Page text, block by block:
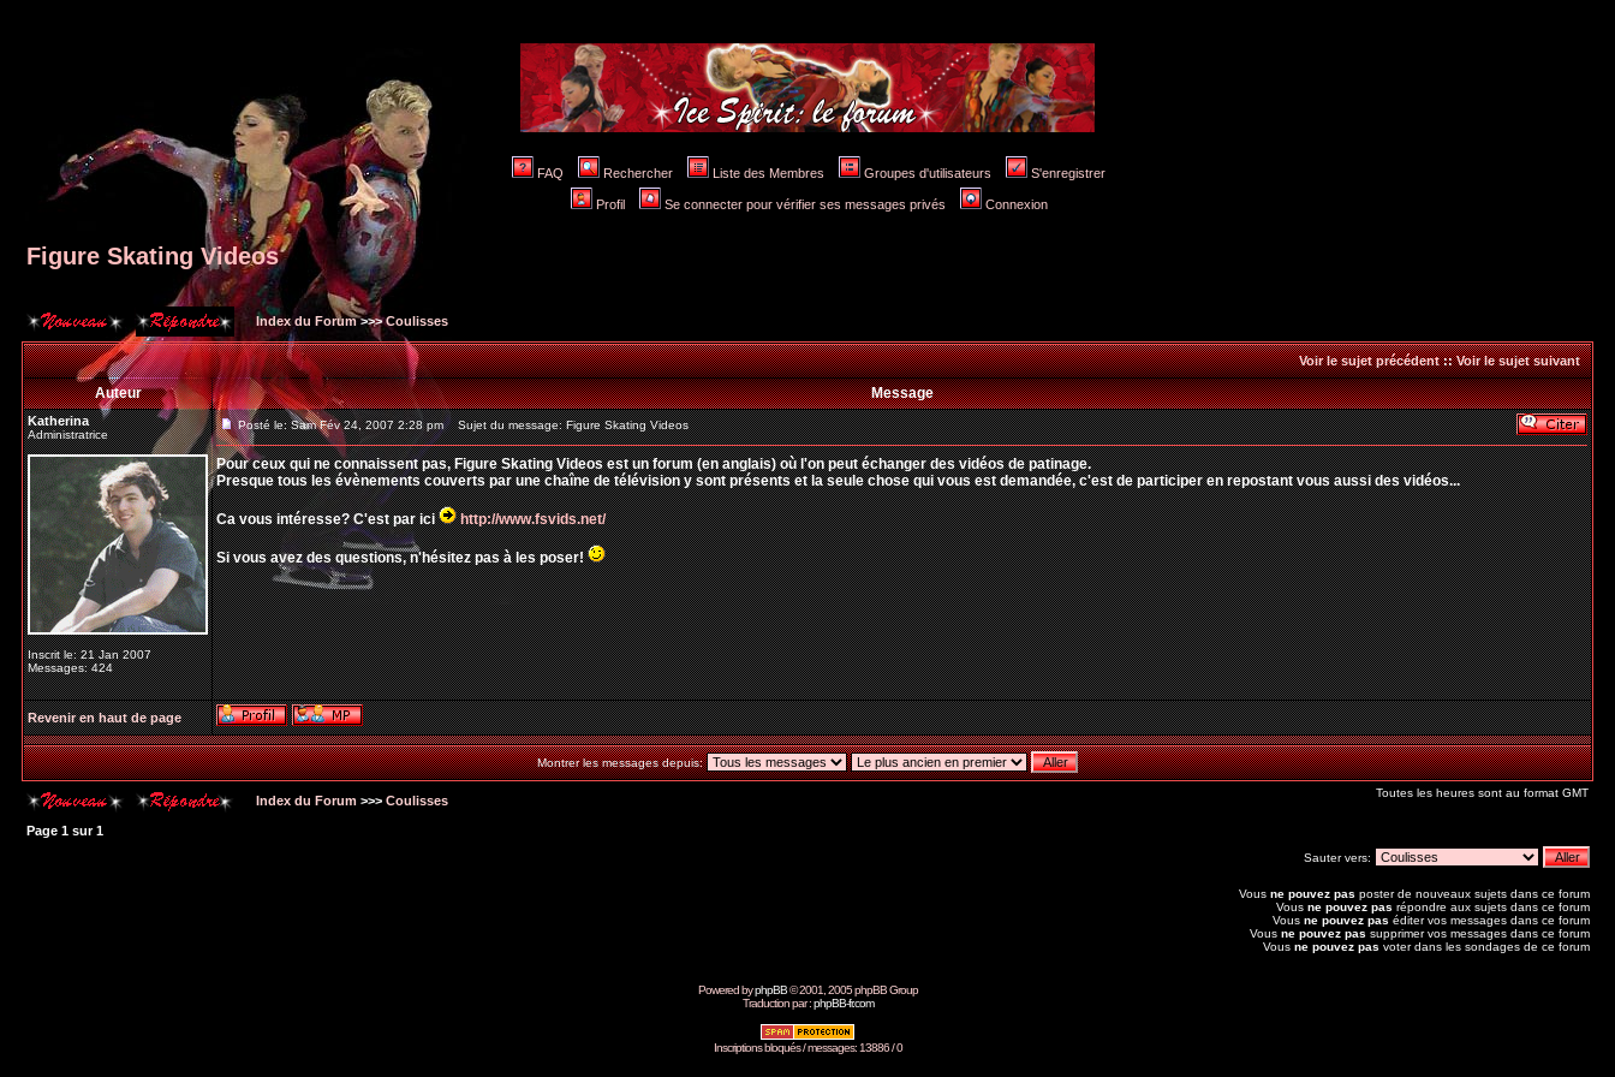
FAQ Rechercher Liste des Membres Groupes d'utilisateurs S'enregistrer
Profil Se connecter pour vérifier ses messages privés Connexion
Figure Skating Videos
Index du Forum>>>Coulisses
Voir le sujet précédent::Voir le sujet suivant
Auteur Message
Katherina
Administratrice
Inscrit le: 21 Jan 2007
Messages: 424
Posté le: Sam Fév 24, 2007 2:28 pm Sujet du message: Figure Skating Videos
Pour ceux qui ne connaissent pas, Figure Skating Videos est un forum (en anglais) où l'on peut échanger des vidéos de patinage.
Presque tous les évènements couverts par une chaîne de télévision y sont présents et la seule chose qui vous est demandée, c'est de participer en repostant vous aussi des vidéos...
Ca vous intéresse? C'est par ici http://www.fsvids.net/
Si vous avez des questions, n'hésitez pas à les poser!
Revenir en haut de page
Montrer les messages depuis:
Index du Forum >>> Coulisses
Toutes les heures sont au format GMT
Page 1 sur1
Sauter vers:
Vous ne pouvez pas poster de nouveaux sujets dans ce forum
Vous ne pouvez pas répondre aux sujets dans ce forum
Vous ne pouvez pas éditer vos messages dans ce forum
Vous ne pouvez pas supprimer vos messages dans ce forum
Vous ne pouvez pas voter dans les sondages de ce forum
Powered byphpBB© 2001, 2005 phpBB Group
Traduction par :phpBB-fr.com
Inscriptions bloqués / messages: 13886 / 0